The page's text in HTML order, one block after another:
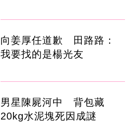
向姜厚任道歉 田路路：
我要找的是楊光友
男星陳屍河中 背包藏
20kg水泥塊死因成謎